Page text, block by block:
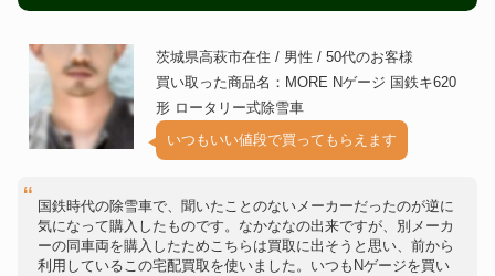
茨城県高萩市在住 / 男性 / 50代のお客様
買い取った商品名：MORE Nゲージ 国鉄キ620
形 ロータリー式除雪車
いつもいい値段で買ってもらえます
国鉄時代の除雪車で、聞いたことのないメーカーだったのが逆に
気になって購入したものです。なかななの出来ですが、別メーカ
ーの同車両を購入したためこちらは買取に出そうと思い、前から
利用しているこの宅配買取を使いました。いつもNゲージを買い